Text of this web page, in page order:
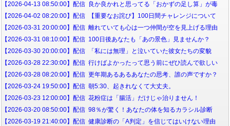
【2026-04-13 08:50:00】配信 良か良かれと思ってる「おかずの足し算」が毒
【2026-04-02 08:20:00】配信 【重要なお詫び】100日間チャレンジについて
【2026-03-31 20:00:00】配信 離れていても心は一つ仲間が空を見上げる理由
【2026-03-31 08:10:00】配信 100日後あなたも「あの景色」見ませんか？
【2026-03-30 20:00:00】配信 「私には無理」と泣いていた彼女たちの変貌
【2026-03-28 22:30:00】配信 行けばよかったって思う前にぜひ読んで欲しい
【2026-03-28 08:20:00】配信 更年期あるあるあなたの思考、誰の声ですか？
【2026-03-24 19:50:00】配信 朝5:30、起きれなくて大丈夫。
【2026-03-23 12:00:00】配信 花粉症は「腸活」だけじゃ治りません！
【2026-03-20 08:50:00】配信 98％が驚く！あなたの体を知るカラシル診断
【2026-03-19 21:40:00】配信 健康診断の「A判定」を信じてはいけない理由